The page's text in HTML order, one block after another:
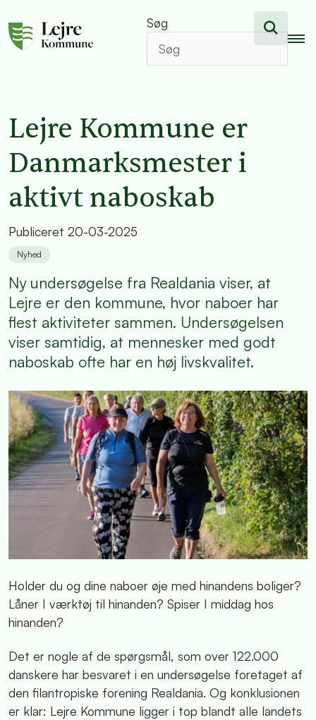
Søg
Lejre Kommune er
Danmarksmester i
aktivt naboskab
Publiceret 20-03-2025
Nyhed
Ny undersøgelse fra Realdania viser, at
Lejre er den kommune, hvor naboer har
flest aktiviteter sammen. Undersøgelsen
viser samtidig, at mennesker med godt
naboskab ofte har en høj livskvalitet.
Holder du og dine naboer øje med hinandens boliger?
Låner I værktøj til hinanden? Spiser I middag hos
hinanden?
Det er nogle af de spørgsmål, som over 122.000
danskere har besvaret i en undersøgelse foretaget af
den filantropiske forening Realdania. Og konklusionen
er klar: Lejre Kommune ligger i top blandt alle landets